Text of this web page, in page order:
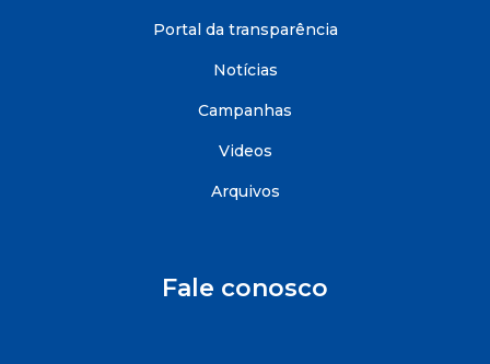
Portal da transparência
Notícias
Campanhas
Videos
Arquivos
Fale conosco